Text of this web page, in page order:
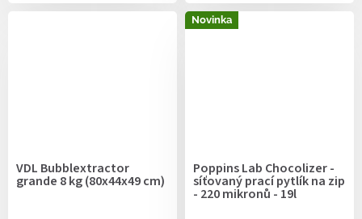
VDL Bubblextractor
grande 8 kg (80x44x49 cm)
Novinka
Poppins Lab Chocolizer -
síťovaný prací pytlík na zip
- 220 mikronů - 19l